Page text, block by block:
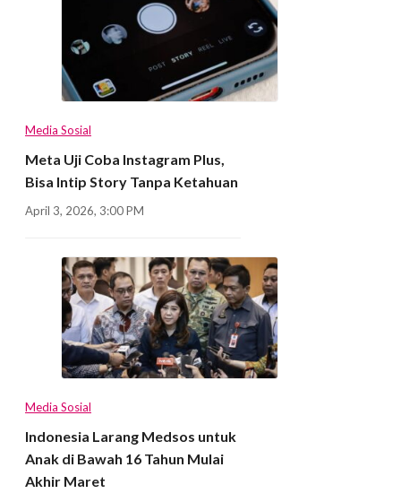
Media Sosial
Meta Uji Coba Instagram Plus,
Bisa Intip Story Tanpa Ketahuan
April 3, 2026, 3:00 PM
Media Sosial
Indonesia Larang Medsos untuk
Anak di Bawah 16 Tahun Mulai
Akhir Maret